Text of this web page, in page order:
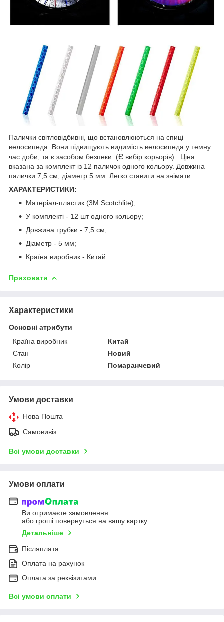
Палички світловідбивні, що встановлюються на спиці
велосипеда. Вони підвищують видимість велосипеда у темну
час доби, та є засобом безпеки. (Є вибір корьорів). Ціна
вказана за комплект із 12 паличок одного кольору. Довжина
палички 7,5 см, діаметр 5 мм. Легко ставити на знімати.
ХАРАКТЕРИСТИКИ:
Матеріал-пластик (3М Scotchlite);
У комплекті - 12 шт одного кольору;
Довжина трубки - 7,5 см;
Діаметр - 5 мм;
Країна виробник - Китай.
Приховати
Характеристики
Основні атрибути
Країна виробник
Китай
Стан
Новий
Колір
Помаранчевий
Умови доставки
Нова Пошта
Самовивіз
Всі умови доставки
Умови оплати
Ви отримаєте замовлення
або гроші повернуться на вашу картку
Детальніше
Післяплата
Оплата на рахунок
Оплата за реквізитами
Всі умови оплати